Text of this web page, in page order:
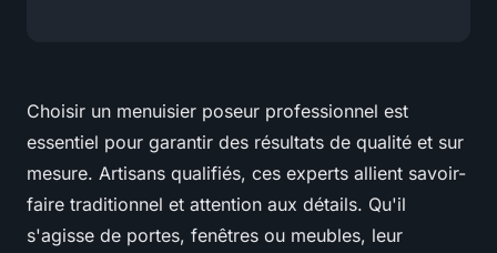
Choisir un menuisier poseur professionnel est
essentiel pour garantir des résultats de qualité et sur
mesure. Artisans qualifiés, ces experts allient savoir-
faire traditionnel et attention aux détails. Qu'il
s'agisse de portes, fenêtres ou meubles, leur